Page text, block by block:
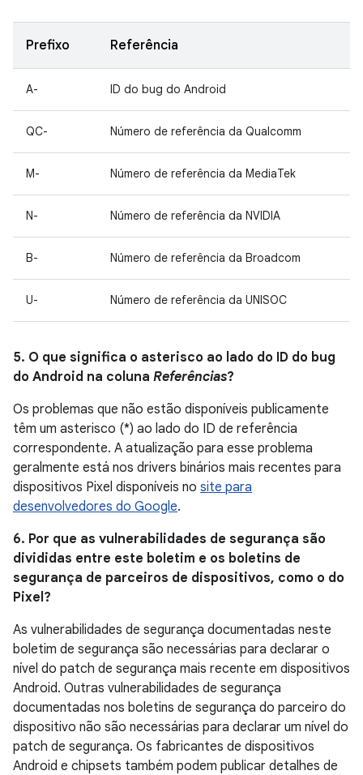
Prefixo Referência
A- ID do bug do Android
QC- Número de referência da Qualcomm
M- Número de referência da MediaTek
N- Número de referência da NVIDIA
B- Número de referência da Broadcom
U- Número de referência da UNISOC
5. O que significa o asterisco ao lado do ID do bug
do Android na coluna Referências?
Os problemas que não estão disponíveis publicamente
têm um asterisco (*) ao lado do ID de referência
correspondente. A atualização para esse problema
geralmente está nos drivers binários mais recentes para
dispositivos Pixel disponíveis no site para
desenvolvedores do Google.
6. Por que as vulnerabilidades de segurança são
divididas entre este boletim e os boletins de
segurança de parceiros de dispositivos, como o do
Pixel?
As vulnerabilidades de segurança documentadas neste
boletim de segurança são necessárias para declarar o
nível do patch de segurança mais recente em dispositivos
Android. Outras vulnerabilidades de segurança
documentadas nos boletins de segurança do parceiro do
dispositivo não são necessárias para declarar um nível do
patch de segurança. Os fabricantes de dispositivos
Android e chipsets também podem publicar detalhes de